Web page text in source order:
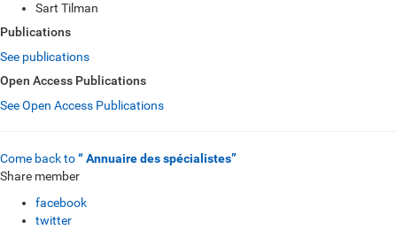
Sart Tilman
Publications
See publications
Open Access Publications
See Open Access Publications
Come back to“ Annuaire des spécialistes”
Share member
facebook
twitter